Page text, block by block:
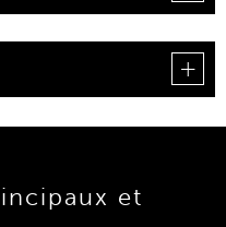
et